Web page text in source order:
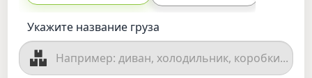
Укажите название груза